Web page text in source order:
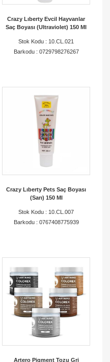
Crazy Lıberty Evcil Hayvanlar
Saç Boyası (Ultraviolet) 150 Ml
Stok Kodu : 10.CL.021
Barkodu : 0729798276267
Crazy Lıberty Pets Saç Boyası
(Sarı) 150 Ml
Stok Kodu : 10.CL.007
Barkodu : 0767408775939
Artero Pigment Tozu Gri